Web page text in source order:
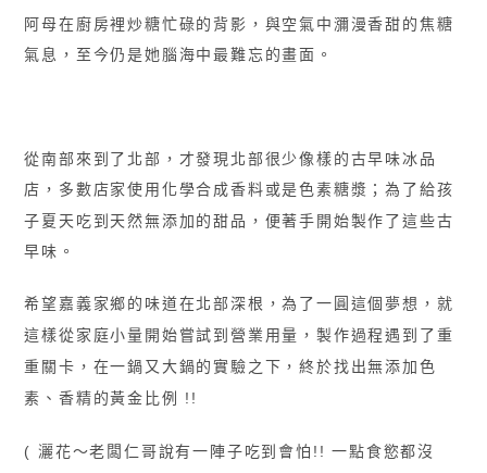
阿母在廚房裡炒糖忙碌的背影，與空氣中瀰漫香甜的焦糖
氣息，至今仍是她腦海中最難忘的畫面。
從南部來到了北部，才發現北部很少像樣的古早味冰品
店， 多數店家使用化學合成香料或是色素糖漿；為了給孩
子夏天吃到天然無添加的甜品，便著手開始製作了這些古
早味。
希望嘉義家鄉的味道在北部深根，為了一圓這個夢想，就
這樣從家庭小量開始嘗試到營業用量，製作過程遇到了重
重關卡，在一鍋又大鍋的實驗之下，終於找出無添加色
素、香精的黃金比例 !!
( 灑花〜老闆仁哥說有一陣子吃到會怕!! 一點食慾都沒